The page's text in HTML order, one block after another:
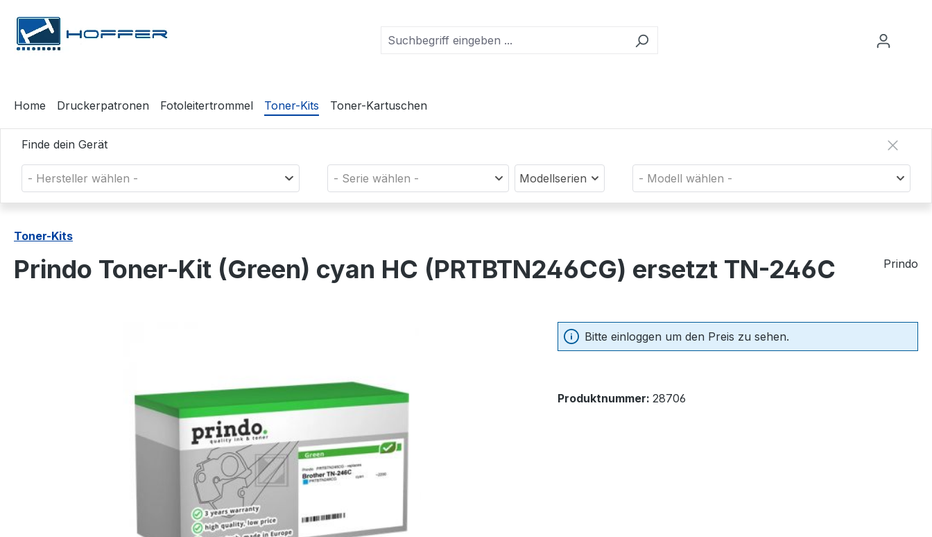
Hauptinhalt springen
Zur Suche springen
Zur Hauptnavigation springen
Home Druckerpatronen Fotoleitertrommel Toner-Kits Toner-Kartuschen
Finde dein Gerät
- Hersteller wählen - - Serie wählen - Modellserien - Modell wählen -
Toner-Kits
Prindo Toner-Kit (Green) cyan HC (PRTBTN246CG) ersetzt TN-246C Prindo
Bitte einloggen um den Preis zu sehen.
Produktnummer: 28706